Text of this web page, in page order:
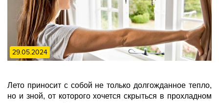
29.05.2024
Лето приносит с собой не только долгожданное тепло,
но и зной, от которого хочется скрыться в прохладном